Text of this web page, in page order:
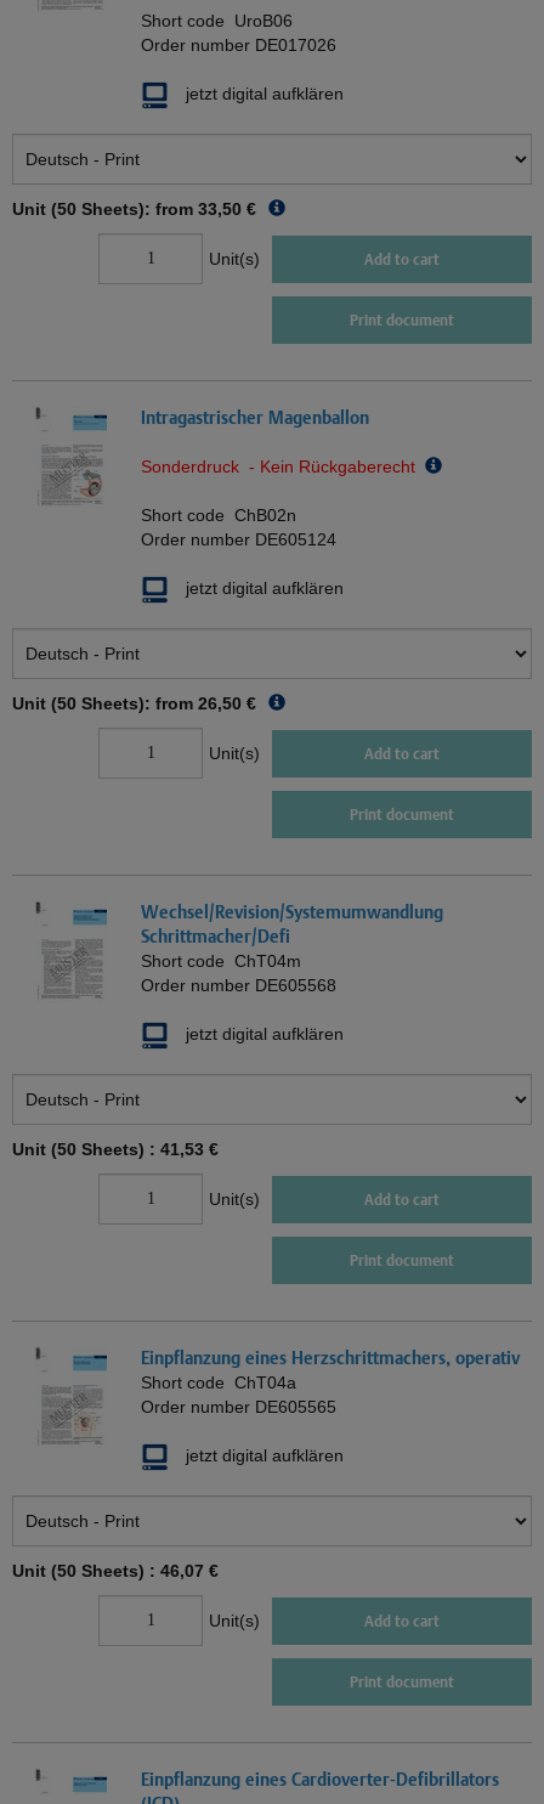
Short code UroB06
Order number DE017026
jetzt digital aufklären
Unit (50 Sheets): from 33,50 €
Unit(s) Add to cart
Print document
Intragastrischer Magenballon
Sonderdruck - Kein Rückgaberecht
Short code ChB02n
Order number DE605124
jetzt digital aufklären
Unit (50 Sheets): from 26,50 €
Unit(s) Add to cart
Print document
Wechsel/Revision/Systemumwandlung
Schrittmacher/Defi
Short code ChT04m
Order number DE605568
jetzt digital aufklären
Unit (50 Sheets) : 41,53 €
Unit(s) Add to cart
Print document
Einpflanzung eines Herzschrittmachers, operativ
Short code ChT04a
Order number DE605565
jetzt digital aufklären
Unit (50 Sheets) : 46,07 €
Unit(s) Add to cart
Print document
Einpflanzung eines Cardioverter-Defibrillators